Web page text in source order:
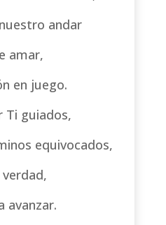
andar
amar,
en juego.
Ti guiados,
equivocados,
avanzar.